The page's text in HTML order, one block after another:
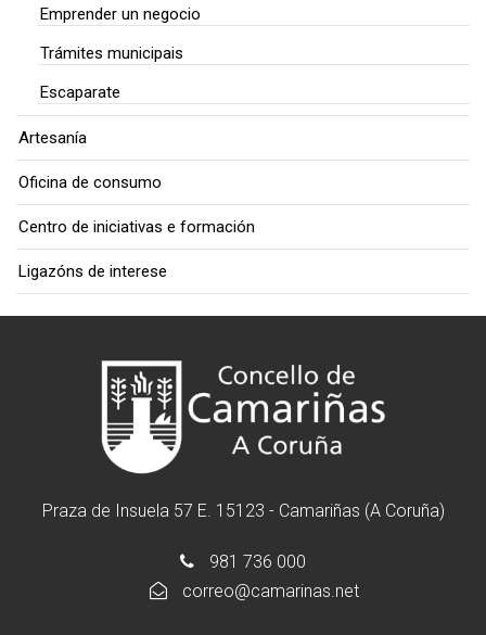
Emprender un negocio
Trámites municipais
Escaparate
Artesanía
Oficina de consumo
Centro de iniciativas e formación
Ligazóns de interese
Praza de Insuela 57 E. 15123 - Camariñas (A Coruña)
981 736 000
correo@camarinas.net